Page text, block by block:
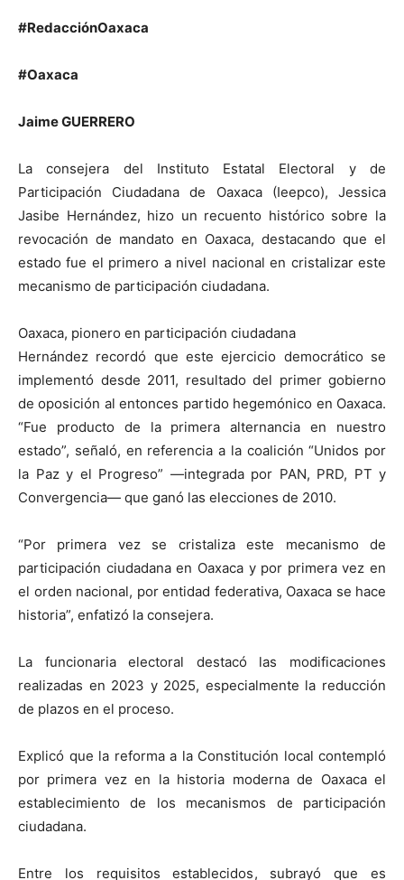
#RedacciónOaxaca
#Oaxaca
Jaime GUERRERO
La consejera del Instituto Estatal Electoral y de
Participación Ciudadana de Oaxaca (Ieepco), Jessica
Jasibe Hernández, hizo un recuento histórico sobre la
revocación de mandato en Oaxaca, destacando que el
estado fue el primero a nivel nacional en cristalizar este
mecanismo de participación ciudadana.
Oaxaca, pionero en participación ciudadana
Hernández recordó que este ejercicio democrático se
implementó desde 2011, resultado del primer gobierno
de oposición al entonces partido hegemónico en Oaxaca.
“Fue producto de la primera alternancia en nuestro
estado”, señaló, en referencia a la coalición “Unidos por
la Paz y el Progreso” —integrada por PAN, PRD, PT y
Convergencia— que ganó las elecciones de 2010.
“Por primera vez se cristaliza este mecanismo de
participación ciudadana en Oaxaca y por primera vez en
el orden nacional, por entidad federativa, Oaxaca se hace
historia”, enfatizó la consejera.
La funcionaria electoral destacó las modificaciones
realizadas en 2023 y 2025, especialmente la reducción
de plazos en el proceso.
Explicó que la reforma a la Constitución local contempló
por primera vez en la historia moderna de Oaxaca el
establecimiento de los mecanismos de participación
ciudadana.
Entre los requisitos establecidos, subrayó que es